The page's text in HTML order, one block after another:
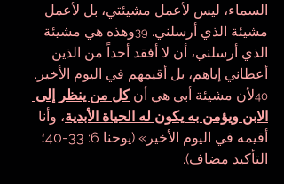
السماء، ليس لأعمل مشيئتي، بل لأعمل
مشيئة الذي أرسلني. 39وهذه هي مشيئة
الذي أرسلني، أن لا أفقد أحداً من الذين
أعطاني إياهم، بل أقيمهم في اليوم الأخير.
40لأن مشيئة أبي هي أن كل من ينظر إلى
الابن ويؤمن به يكون له الحياة الأبدية، وأنا
أقيمه في اليوم الأخير» (يوحنا 6: 33-40؛
التأكيد مضاف).